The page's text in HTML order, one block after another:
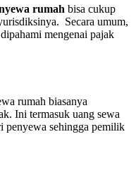
rumah bisa cukup
Secara umum,
mengenai pajak
rumah biasanya
Ini termasuk uang sewa
penyewa sehingga pemilik